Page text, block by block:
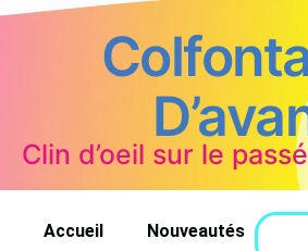
Clin d’oeil sur le
Accueil
Nouveautés